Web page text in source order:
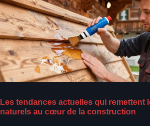
Les tendances actuelles qui remettent
naturels au cœur de la construction